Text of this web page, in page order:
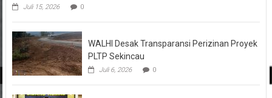
Juli 15, 2026 0
WALHI Desak Transparansi Perizinan Proyek
PLTP Sekincau
Juli 6, 2026 0